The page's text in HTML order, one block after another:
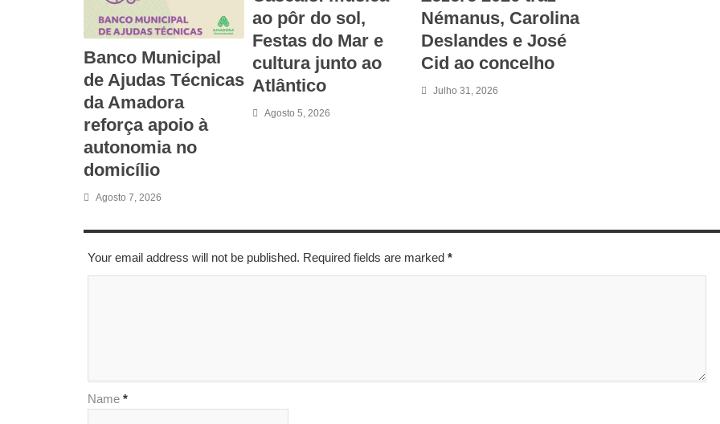
Banco Municipal
de Ajudas Técnicas
da Amadora
reforça apoio à
autonomia no
domicílio
Agosto 7, 2026
ao pôr do sol,
Festas do Mar e
cultura junto ao
Atlântico
Agosto 5, 2026
Némanus, Carolina
Deslandes e José
Cid ao concelho
Julho 31, 2026
Your email address will not be published. Required fields are marked *
Name *